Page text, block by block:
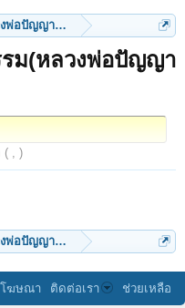
พ่อปัญญานันทภิกขุ)
ม(หลวงพ่อปัญญา
( , )
พ่อปัญญานันทภิกขุ)
โฆษณา ติดต่อเรา ช่วยเหลือ